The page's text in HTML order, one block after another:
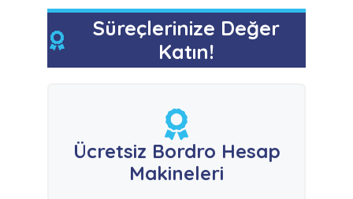
Süreçlerinize Değer
Katın!
Ücretsiz Bordro Hesap
Makineleri